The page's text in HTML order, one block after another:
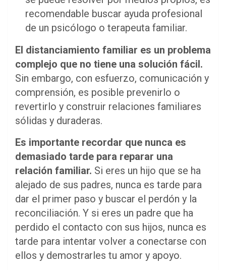
recomendable buscar ayuda profesional
de un psicólogo o terapeuta familiar.
El distanciamiento familiar es un problema
complejo que no tiene una solución fácil.
Sin embargo, con esfuerzo, comunicación y
comprensión, es posible prevenirlo o
revertirlo y construir relaciones familiares
sólidas y duraderas.
Es importante recordar que nunca es
demasiado tarde para reparar una
relación familiar. Si eres un hijo que se ha
alejado de sus padres, nunca es tarde para
dar el primer paso y buscar el perdón y la
reconciliación. Y si eres un padre que ha
perdido el contacto con sus hijos, nunca es
tarde para intentar volver a conectarse con
ellos y demostrarles tu amor y apoyo.